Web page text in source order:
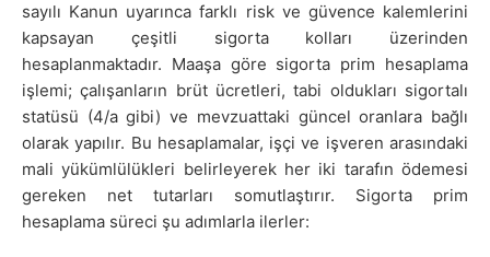
sayılı Kanun uyarınca farklı risk ve güvence kalemlerini
kapsayan çeşitli sigorta kolları üzerinden
hesaplanmaktadır. Maaşa göre sigorta prim hesaplama
işlemi; çalışanların brüt ücretleri, tabi oldukları sigortalı
statüsü (4/a gibi) ve mevzuattaki güncel oranlara bağlı
olarak yapılır. Bu hesaplamalar, işçi ve işveren arasındaki
mali yükümlülükleri belirleyerek her iki tarafın ödemesi
gereken net tutarları somutlaştırır. Sigorta prim
hesaplama süreci şu adımlarla ilerler: